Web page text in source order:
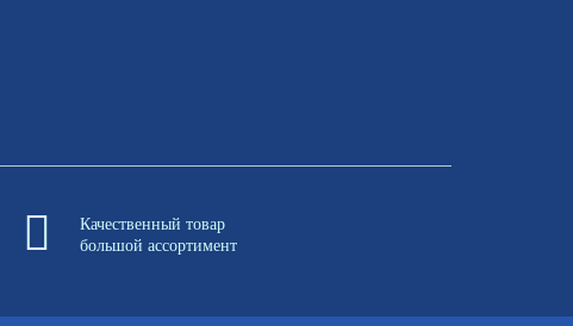
Качественный товар
большой ассортимент